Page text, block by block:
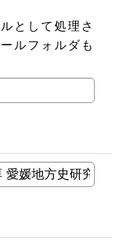
として処理さ
ルフォルダも